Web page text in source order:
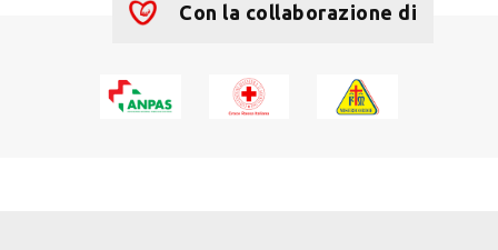
Con la collaborazione di